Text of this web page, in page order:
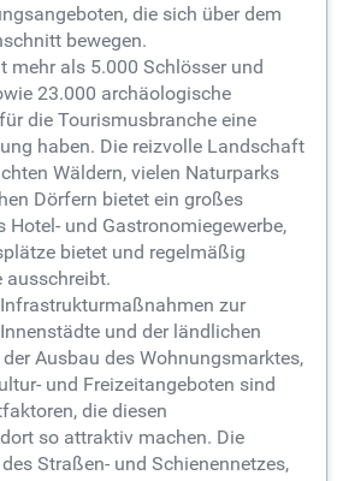
die sich über dem
bewegen.
mehr als 5.000 Schlösser und
23.000 archäologische
die Tourismusbranche eine
haben. Die reizvolle Landschaft
Wäldern, vielen Naturparks
Dörfern bietet ein großes
Hotel- und Gastronomiegewerbe,
bietet und regelmäßig
ausschreibt.
zur
und der ländlichen
Ausbau des Wohnungsmarktes,
und Freizeitangeboten sind
die diesen
so attraktiv machen. Die
Straßen- und Schienennetzes,